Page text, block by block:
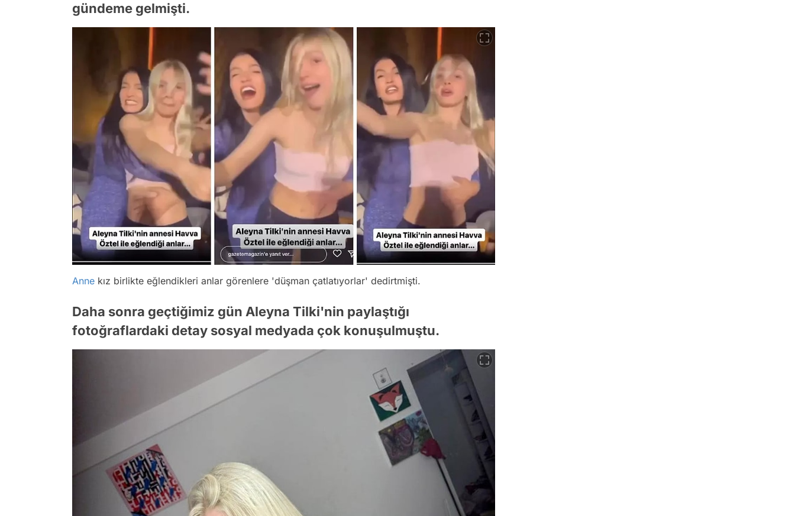
gündeme gelmişti.
Anne kız birlikte eğlendikleri anlar görenlere 'düşman çatlatıyorlar' dedirtmişti.
Daha sonra geçtiğimiz gün Aleyna Tilki'nin paylaştığı
fotoğraflardaki detay sosyal medyada çok konuşulmuştu.